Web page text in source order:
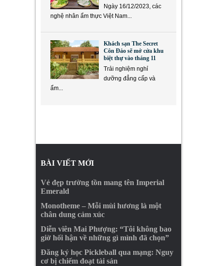
Ngày 16/12/2023, các
nghệ nhân ẩm thực Việt Nam...
Khách sạn The Secret
Côn Đảo sẽ mở cửa khu
biệt thự vào tháng 11
Trải nghiệm nghỉ
dưỡng đẳng cấp và
ẩm...
BÀI VIẾT MỚI
Vẻ đẹp trường tồn mang tên Imperial
Emerald
Monotheme – Mỗi mùi hương là một
chân dung cảm xúc
Diễn viên Mai Phượng: “Tôi không bao
giờ hối hận về những gì mình đã chọn”
Đăng ký học Pickleball qua mạng: Nguy
cơ bị chiếm đoạt tài sản